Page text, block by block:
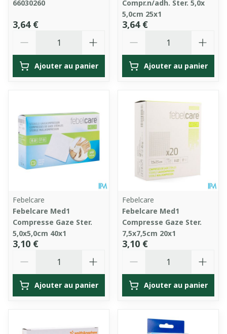
66030260
3,64 €
Ajouter au panier
Compr.n/adh. Ster. 5,0x
5,0cm 25x1
3,64 €
Ajouter au panier
Febelcare
Febelcare Med1
Compresse Gaze Ster.
5,0x5,0cm 40x1
3,10 €
Ajouter au panier
Febelcare
Febelcare Med1
Compresse Gaze Ster.
7,5x7,5cm 20x1
3,10 €
Ajouter au panier